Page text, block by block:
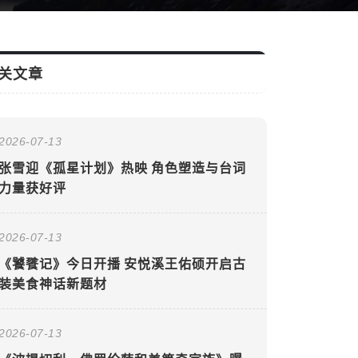
文章
07-13
雪迎《孤星计划》热映 角色塑造与台词
量获好评
07-13
饕餮记》今日开播 安悦溪王佑硕开启古
美食神话新题材
07-13